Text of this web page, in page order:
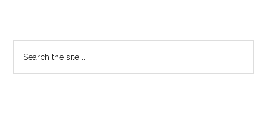
Primary
Sidebar
the